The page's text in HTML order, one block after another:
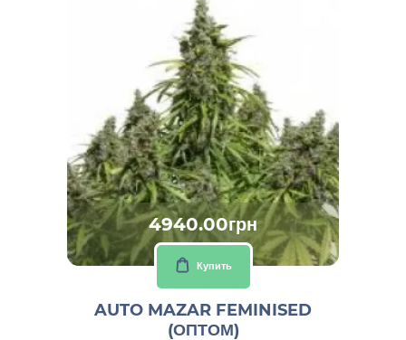
4940.00грн
Купить
AUTO MAZAR FEMINISED
(ОПТОМ)